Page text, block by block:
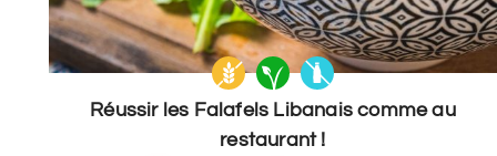
Réussir les Falafels Libanais comme au
restaurant !